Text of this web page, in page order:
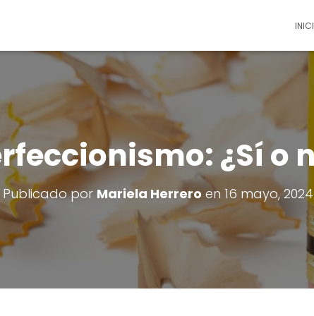
¿Sí o
Publicado porMariela Herrero en 16 mayo, 2024